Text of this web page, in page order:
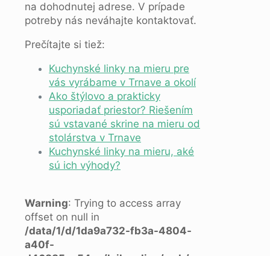
na dohodnutej adrese. V prípade
potreby nás neváhajte kontaktovať.
Prečítajte si tiež:
Kuchynské linky na mieru pre
vás vyrábame v Trnave a okolí
Ako štýlovo a prakticky
usporiadať priestor? Riešením
sú vstavané skrine na mieru od
stolárstva v Trnave
Kuchynské linky na mieru, aké
sú ich výhody?
Warning: Trying to access array
offset on null in
/data/1/d/1da9a732-fb3a-4804-
a40f-